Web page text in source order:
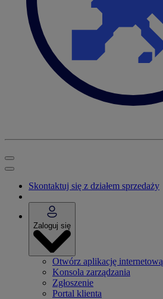
Skontaktuj się z działem sprzedaży
Zaloguj się
Otwórz aplikację internetową
Konsola zarządzania
Zgłoszenie
Portal klienta